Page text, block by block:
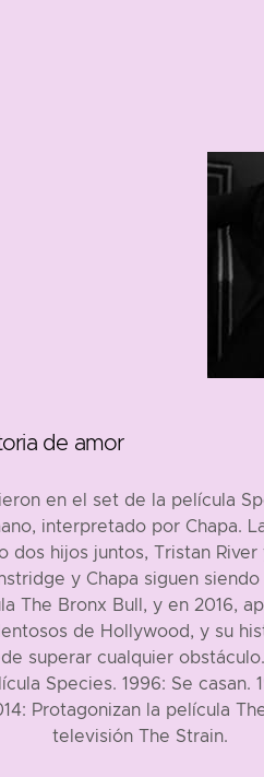
de amor
en el set de la película
interpretado por Chapa.
hijos juntos, Tristan
y Chapa siguen
The Bronx Bull, y en 2016,
de Hollywood, y su
superar cualquier
Species. 1996: Se
Protagonizan la película
televisión The Strain.